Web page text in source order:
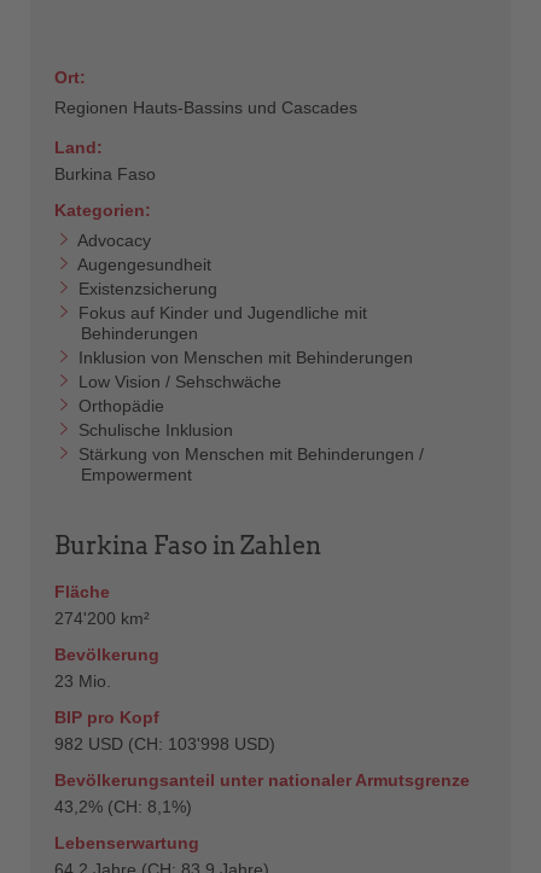
Ort:
Regionen Hauts-Bassins und Cascades
Land:
Burkina Faso
Kategorien:
Advocacy
Augengesundheit
Existenzsicherung
Fokus auf Kinder und Jugendliche mit
Behinderungen
Inklusion von Menschen mit Behinderungen
Low Vision / Sehschwäche
Orthopädie
Schulische Inklusion
Stärkung von Menschen mit Behinderungen /
Empowerment
Burkina Faso in Zahlen
Fläche
274'200 km²
Bevölkerung
23 Mio.
BIP pro Kopf
982 USD (CH: 103'998 USD)
Bevölkerungsanteil unter nationaler Armutsgrenze
43,2% (CH: 8,1%)
Lebenserwartung